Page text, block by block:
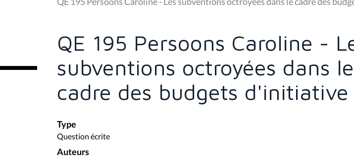
s
s
:
QE 195 Persoons Caroline -
subventions octroyées dans le
cadre des budgets d'initiative
Type
Question écrite
Auteurs